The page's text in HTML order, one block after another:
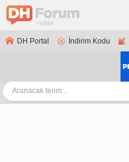
DH Portal İndirim Kodu